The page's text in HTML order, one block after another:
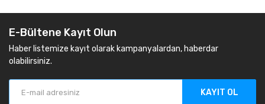
E-Bültene Kayıt Olun
Haber listemize kayıt olarak kampanyalardan, haberdar
olabilirsiniz.
KAYIT OL